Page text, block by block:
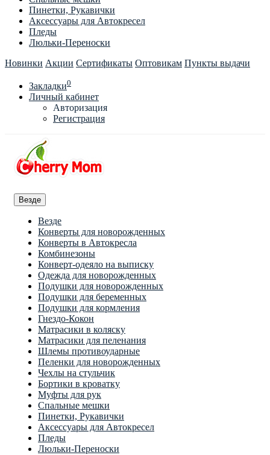
Пинетки, Рукавички
Аксессуары для Автокресел
Пледы
Люльки-Переноски
Новинки Акции Сертификаты Оптовикам Пункты выдачи
Закладки0
Личный кабинет
Авторизация
Регистрация
Везде
Везде
Конверты для новорожденных
Конверты в Автокресла
Комбинезоны
Конверт-одеяло на выписку
Одежда для новорожденных
Подушки для новорожденных
Подушки для беременных
Подушки для кормления
Гнездо-Кокон
Матрасики в коляску
Матрасики для пеленания
Шлемы противоударные
Пеленки для новорожденных
Чехлы на стульчик
Бортики в кроватку
Муфты для рук
Спальные мешки
Пинетки, Рукавички
Аксессуары для Автокресел
Пледы
Люльки-Переноски